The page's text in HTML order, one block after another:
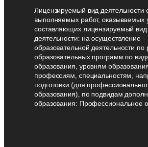
Лицензируемый вид деятельности
выполняемых работ, оказываемых
составляющих лицензируемый вид
деятельности: на осуществление
образовательной деятельности по
образовательных программ по
образования, уровням
профессиям, специальностям,
подготовки (для
образования), по подвидам
образования: Профессиональное